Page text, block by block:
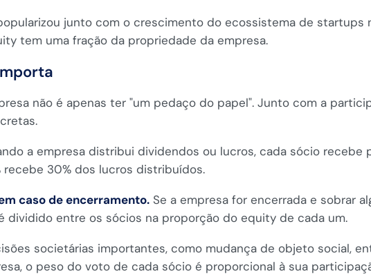
junto com o crescimento do ecossistema de startups
tem uma fração da propriedade da empresa.
não é apenas ter "um pedaço do papel". Junto com a
a empresa distribui dividendos ou lucros, cada sócio
recebe 30% dos lucros distribuídos.
caso de encerramento. Se a empresa for encerrada e sobrar
dividido entre os sócios na proporção do equity de cada um.
societárias importantes, como mudança de objeto social,
o peso do voto de cada sócio é proporcional à sua